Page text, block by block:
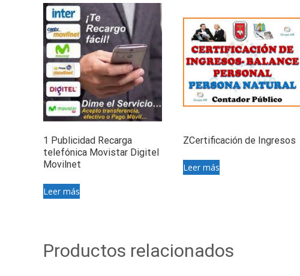
1 Publicidad Recarga
telefónica Movistar Digitel
Movilnet
Leer más
ZCertificación de Ingresos
Leer más
Productos relacionados